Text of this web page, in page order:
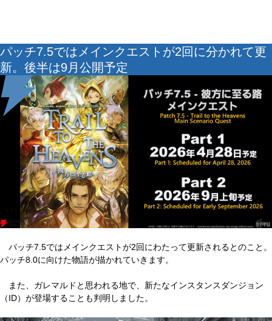
パッチ7.5ではメインクエストが2回に分かれて更
新。後半は9月公開予定
パッチ7.5ではメインクエストが2回にわたって更新されるとのこと。
パッチ8.0に向けた物語が描かれていきます。
また、ガレマルドと思われる地で、新たなインスタンスダンジョン
（ID）が登場することも判明しました。